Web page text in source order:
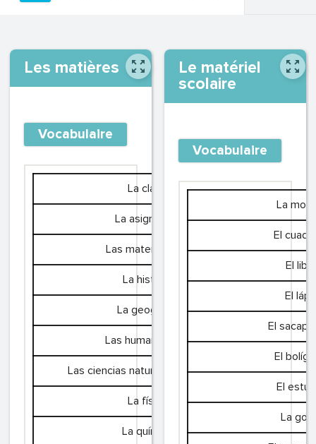
Les matières
Vocabulaire
La clase
La asignatura
Las matemáticas
La historia
La geografía
Las humanidades
Las ciencias naturales, la biología Les
La física
La química
Le matériel
scolaire
Vocabulaire
La
El
El
El
El
El
El
La